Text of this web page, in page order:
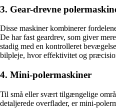
3. Gear-drevne
Disse maskiner kombinerer
De har fast geardrev, som giver
stadig med en kontrolleret
bilpleje, hvor effektivitet og
4. Mini-polermaskiner
Til små eller svært tilgængelige
detaljerede overflader, er mini-